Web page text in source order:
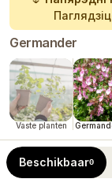
Germander
Vaste planten
Beschikbaar0